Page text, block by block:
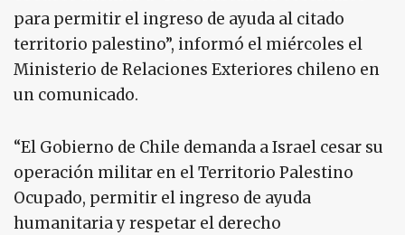
para permitir el ingreso de ayuda al citado
territorio palestino”, informó el miércoles el
Ministerio de Relaciones Exteriores chileno en
un comunicado.
“El Gobierno de Chile demanda a Israel cesar su
operación militar en el Territorio Palestino
Ocupado, permitir el ingreso de ayuda
humanitaria y respetar el derecho